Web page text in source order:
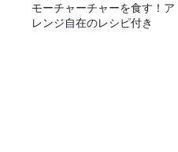
モーチャーチャーを食す！ア
レンジ自在のレシピ付き